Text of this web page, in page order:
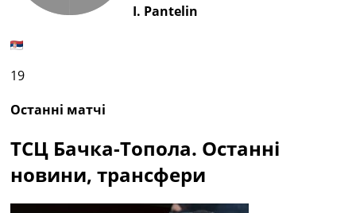
I. Pantelin
19
Останні матчі
ТСЦ Бачка-Топола. Останні
новини, трансфери